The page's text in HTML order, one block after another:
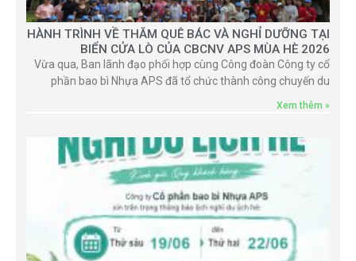
HÀNH TRÌNH VỀ THĂM QUÊ BÁC VÀ NGHỈ DƯỠNG TẠI
BIỂN CỬA LÒ CỦA CBCNV APS MÙA HÈ 2026
Vừa qua, Ban lãnh đạo phối hợp cùng Công đoàn Công ty cổ
phần bao bì Nhựa APS đã tổ chức thành công chuyến du
Xem thêm »